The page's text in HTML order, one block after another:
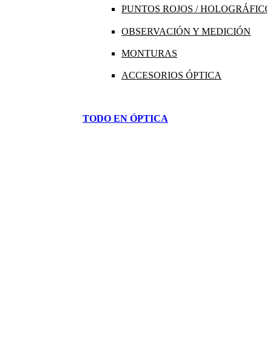
PUNTOS ROJOS /
OBSERVACIÓN Y MEDICIÓN
MONTURAS
ACCESORIOS ÓPTICA
TODO EN ÓPTICA